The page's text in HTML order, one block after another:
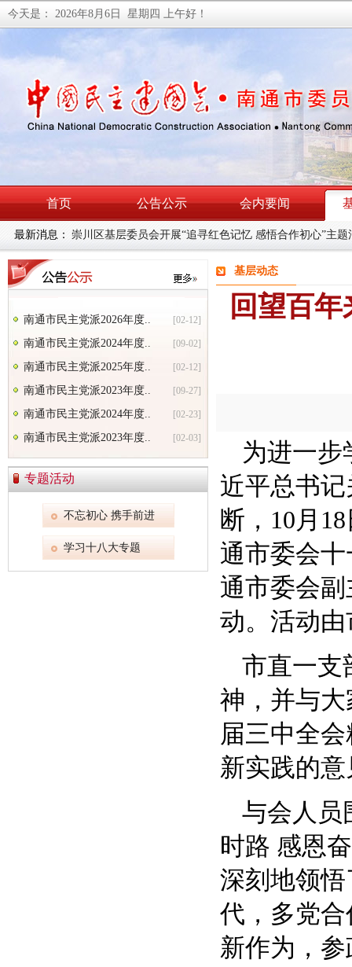
今天是： 2026年8月6日 星期四 上午好！
首页 公告公示 会内要闻
最新消息： 民建南通市委会召开理论学习中心组学习（扩大）会暨主
南通市民主党派2026年度.. [02-12]
南通市民主党派2024年度.. [09-02]
南通市民主党派2025年度.. [02-12]
南通市民主党派2023年度.. [09-27]
南通市民主党派2024年度.. [02-23]
南通市民主党派2023年度.. [02-03]
专题活动
不忘初心 携手前进
学习十八大专题
基层动态
回望百
为进一步
近平总书
断，10月
通市委会
通市委会
动。活动
市直一支
神，并与
届三中全
新实践的
与会人员
时路 感恩
深刻地领
代，多党
新作为，